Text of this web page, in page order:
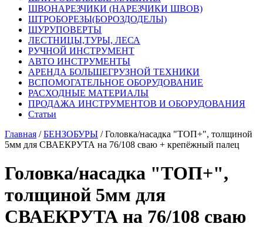
ШВОНАРЕЗЧИКИ (НАРЕЗЧИКИ ШВОВ)
ШТРОБОРЕЗЫ(БОРОЗДОДЕЛЫ)
ШУРУПОВЕРТЫ
ЛЕСТНИЦЫ,ТУРЫ, ЛЕСА
РУЧНОЙ ИНСТРУМЕНТ
АВТО ИНСТРУМЕНТЫ
АРЕНДА БОЛЬШЕГРУЗНОЙ ТЕХНИКИ
ВСПОМОГАТЕЛЬНОЕ ОБОРУДОВАНИЕ
РАСХОДНЫЕ МАТЕРИАЛЫ
ПРОДАЖА ИНСТРУМЕНТОВ И ОБОРУДОВАНИЯ
Статьи
Главная /БЕНЗОБУРЫ / Головка/насадка "ТОП+", толщиной
5мм для СВАЕКРУТА на 76/108 сваю + крепёжный палец
Головка/насадка "ТОП+",
толщиной 5мм для
СВАЕКРУТА на 76/108 сваю